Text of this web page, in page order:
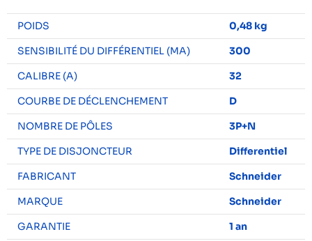
POIDS
0,48 kg
SENSIBILITÉ DU DIFFÉRENTIEL (MA)
300
CALIBRE (A)
32
COURBE DE DÉCLENCHEMENT
D
NOMBRE DE PÔLES
3P+N
TYPE DE DISJONCTEUR
Differentiel
FABRICANT
Schneider
MARQUE
Schneider
GARANTIE
1 an